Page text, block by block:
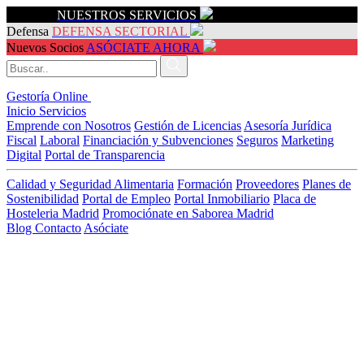
NUESTROS SERVICIOS
Defensa DEFENSA SECTORIAL
Nuevos Socios ASÓCIATE AHORA
Gestoría Online
Inicio Servicios
Emprende con Nosotros Gestión de Licencias Asesoría Jurídica
Fiscal Laboral Financiación y Subvenciones Seguros Marketing
Digital Portal de Transparencia
Calidad y Seguridad Alimentaria Formación Proveedores Planes de
Sostenibilidad Portal de Empleo Portal Inmobiliario Placa de
Hosteleria Madrid Promociónate en Saborea Madrid
Blog Contacto Asóciate